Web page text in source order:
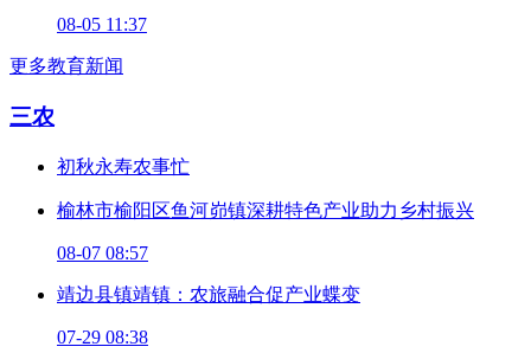
08-05 11:37
更多教育新闻
三农
初秋永寿农事忙
榆林市榆阳区鱼河峁镇深耕特色产业助力乡村振兴
08-07 08:57
靖边县镇靖镇：农旅融合促产业蝶变
07-29 08:38